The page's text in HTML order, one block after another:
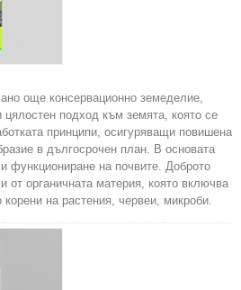
още консервационно земеделие,
цялостен подход към земята, която се
принципи, осигуряващи повишена
в дългосрочен план. В основата
функциониране на почвите. Доброто
от органичната материя, която включва
на растения, червеи, микроби.